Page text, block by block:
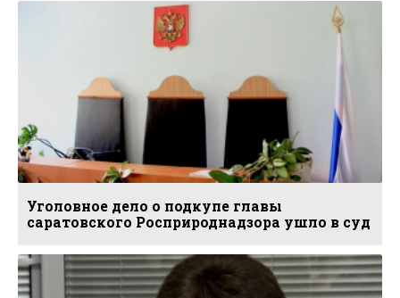
Уголовное дело о подкупе главы
саратовского Росприроднадзора ушло в суд